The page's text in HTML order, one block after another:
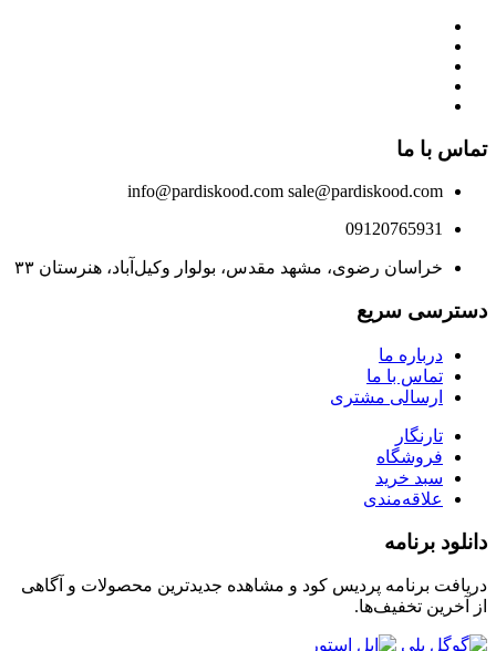
تماس با ما
info@pardiskood.com sale@pardiskood.com
09120765931
خراسان رضوی، مشهد مقدس، بولوار وکیل‌آباد، هنرستان ۳۳
دسترسی سریع
درباره ما
تماس با ما
ارسالی مشتری
تارنگار
فروشگاه
سبد خرید
علاقه‌مندی
دانلود برنامه
دریافت برنامه پردیس کود و مشاهده جدیدترین محصولات و آگاهی
از آخرین تخفیف‌ها.